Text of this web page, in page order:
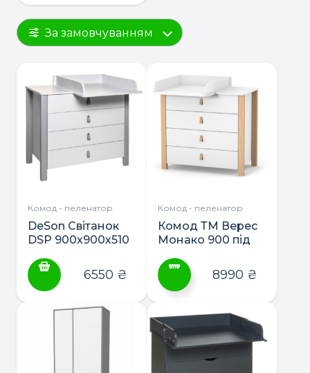
За замовчуванням
Комод - пеленатор
DeSon Світанок
DSP 900х900х510
пеленатором
6550 ₴
Комод - пеленатор
Комод ТМ Верес
Монако 900 під
пеленатор
товар
має
кілька
варіантів.
8990 ₴